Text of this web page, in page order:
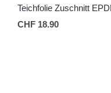
Teichfolie Zuschnitt
CHF 18.90